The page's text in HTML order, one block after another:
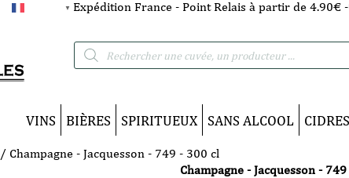
▼ Expédition France - Point Relais à partir de
Recherche
de
VINS BIÈRES SPIRITUEUX SANS ALCOOL CIDRES
/ Champagne - Jacquesson - 749 - 300 cl
Champagne - Jacquesson -